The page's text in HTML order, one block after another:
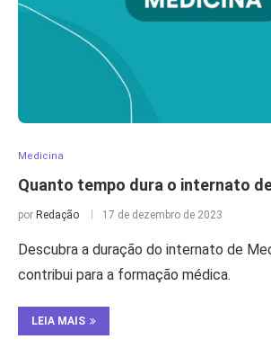
Medicina
Quanto tempo dura o internato
por Redação 17 de dezembro de 2023
Descubra a duração do internato de
contribui para a formação médica.
LEIA MAIS